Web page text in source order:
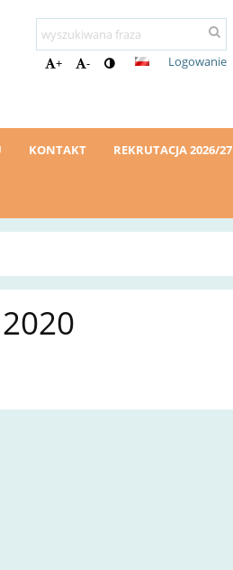
+ - Logowanie
KONTAKT REKRUTACJA 2026/27